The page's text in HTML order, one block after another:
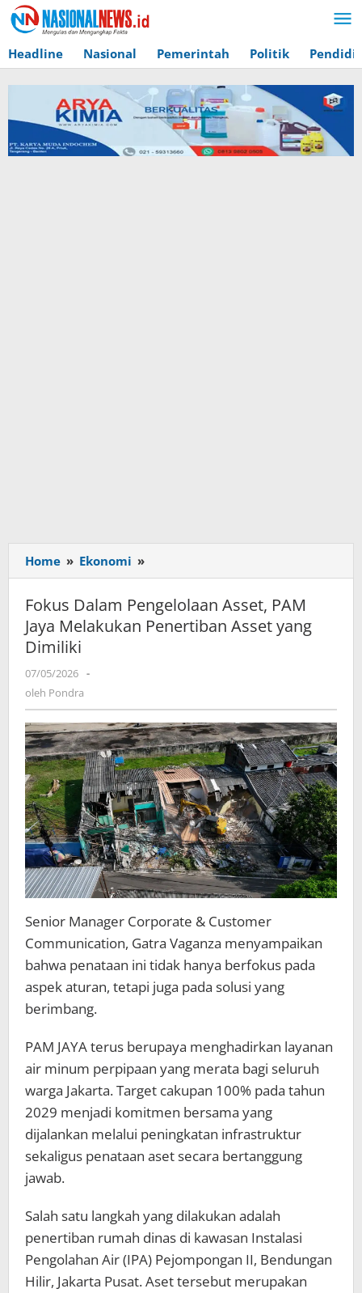
Lewati
ke
konten
Headline Nasional Pemerintah Politik
Home » Ekonomi »
Dalam
Pengelolaan
Asset,
PAM
yang
Dimiliki
Fokus Dalam Pengelolaan Asset, PAM
Jaya Melakukan Penertiban Asset yang
Dimiliki
07/05/2026 oleh
-
oleh Pondra
Senior Manager Corporate & Customer
Communication, Gatra Vaganza menyampaikan
bahwa penataan ini tidak hanya berfokus pada
aspek aturan, tetapi juga pada solusi yang
berimbang.
PAM JAYA terus berupaya menghadirkan layanan
air minum perpipaan yang merata bagi seluruh
warga Jakarta. Target cakupan 100% pada tahun
2029 menjadi komitmen bersama yang
dijalankan melalui peningkatan infrastruktur
sekaligus penataan aset secara bertanggung
jawab.
Salah satu langkah yang dilakukan adalah
penertiban rumah dinas di kawasan Instalasi
Pengolahan Air (IPA) Pejompongan II, Bendungan
Hilir, Jakarta Pusat. Aset tersebut merupakan